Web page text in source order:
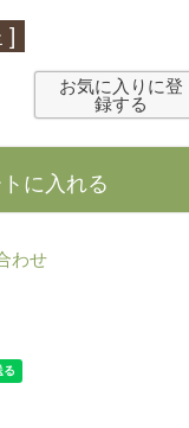
]
お気に入りに登
録する
に入れる
わせ